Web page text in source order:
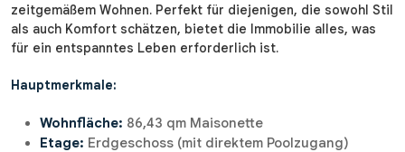
zeitgemäßem Wohnen. Perfekt für diejenigen, die sowohl Stil
als auch Komfort schätzen, bietet die Immobilie alles, was
für ein entspanntes Leben erforderlich ist.
Hauptmerkmale:
Wohnfläche: 86,43 qm Maisonette
Etage: Erdgeschoss (mit direktem Poolzugang)